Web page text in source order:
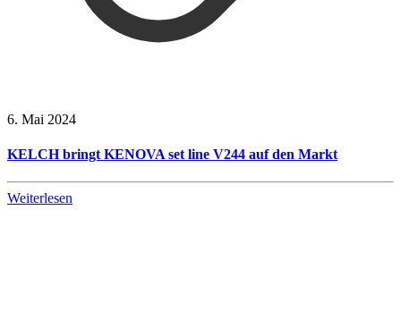
6. Mai 2024
KELCH bringt KENOVA set line V244 auf den Markt
Weiterlesen